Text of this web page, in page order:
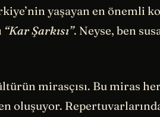
yaşayan en önemli
“Kar Şarkısı”. Neyse, ben
mirasçısı. Bu miras
oluşuyor.